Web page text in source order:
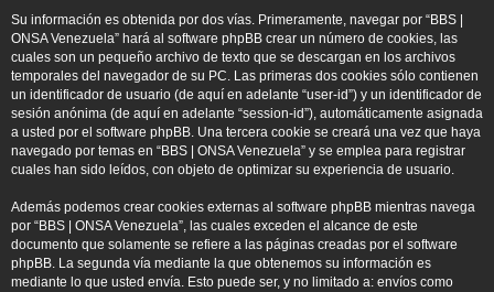
Su información es obtenida por dos vías. Primeramente, navegar por “BBS |
ONSA Venezuela” hará al software phpBB crear un número de cookies, las
cuales son un pequeño archivo de texto que se descargan en los archivos
temporales del navegador de su PC. Las primeras dos cookies sólo contienen
un identificador de usuario (de aquí en adelante “user-id”) y un identificador de
sesión anónima (de aquí en adelante “session-id”), automáticamente asignada
a usted por el software phpBB. Una tercera cookie se creará una vez que haya
navegado por temas en “BBS | ONSA Venezuela” y se emplea para registrar
cuales han sido leídos, con objeto de optimizar su experiencia de usuario.
Además podemos crear cookies externas al software phpBB mientras navega
por “BBS | ONSA Venezuela”, las cuales exceden el alcance de este
documento que solamente se refiere a las páginas creadas por el software
phpBB. La segunda vía mediante la que obtenemos su información es
mediante lo que usted envía. Esto puede ser, y no limitado a: envíos como